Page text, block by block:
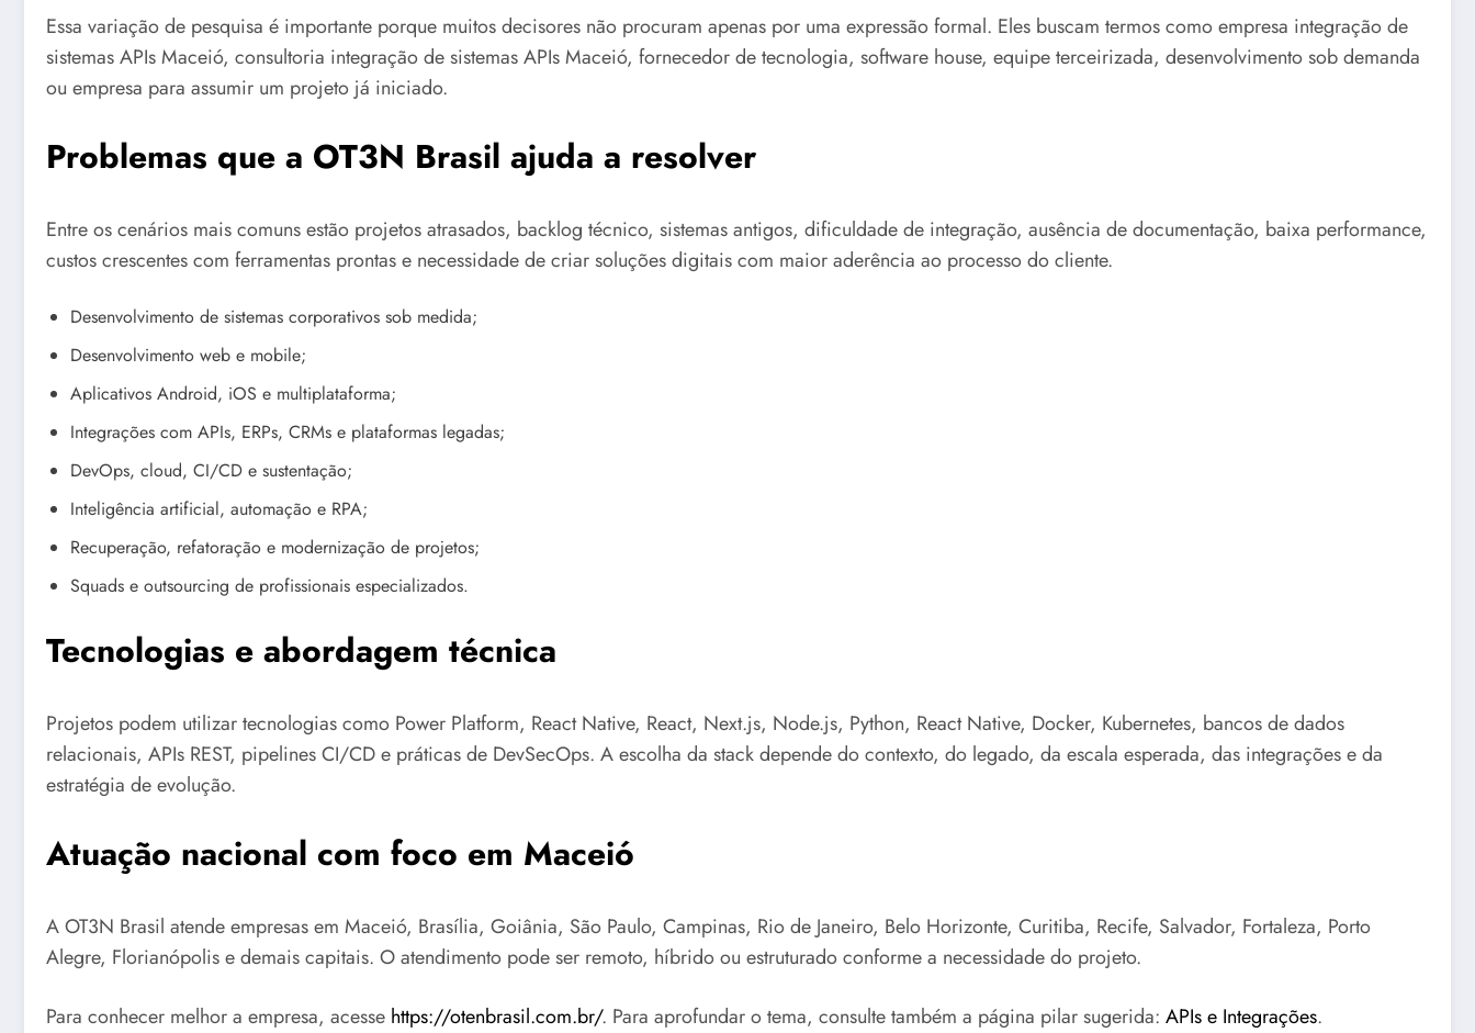
Essa variação de pesquisa é importante porque muitos decisores não procuram apenas por uma expressão formal. Eles buscam termos como empresa integração de
sistemas APIs Maceió, consultoria integração de sistemas APIs Maceió, fornecedor de tecnologia, software house, equipe terceirizada, desenvolvimento sob demanda
ou empresa para assumir um projeto já iniciado.
Problemas que a OT3N Brasil ajuda a resolver
Entre os cenários mais comuns estão projetos atrasados, backlog técnico, sistemas antigos, dificuldade de integração, ausência de documentação, baixa performance,
custos crescentes com ferramentas prontas e necessidade de criar soluções digitais com maior aderência ao processo do cliente.
Desenvolvimento de sistemas corporativos sob medida;
Desenvolvimento web e mobile;
Aplicativos Android, iOS e multiplataforma;
Integrações com APIs, ERPs, CRMs e plataformas legadas;
DevOps, cloud, CI/CD e sustentação;
Inteligência artificial, automação e RPA;
Recuperação, refatoração e modernização de projetos;
Squads e outsourcing de profissionais especializados.
Tecnologias e abordagem técnica
Projetos podem utilizar tecnologias como Power Platform, React Native, React, Next.js, Node.js, Python, React Native, Docker, Kubernetes, bancos de dados
relacionais, APIs REST, pipelines CI/CD e práticas de DevSecOps. A escolha da stack depende do contexto, do legado, da escala esperada, das integrações e da
estratégia de evolução.
Atuação nacional com foco em Maceió
A OT3N Brasil atende empresas em Maceió, Brasília, Goiânia, São Paulo, Campinas, Rio de Janeiro, Belo Horizonte, Curitiba, Recife, Salvador, Fortaleza, Porto
Alegre, Florianópolis e demais capitais. O atendimento pode ser remoto, híbrido ou estruturado conforme a necessidade do projeto.
Para conhecer melhor a empresa, acesse https://otenbrasil.com.br/. Para aprofundar o tema, consulte também a página pilar sugerida: APIs e Integrações.